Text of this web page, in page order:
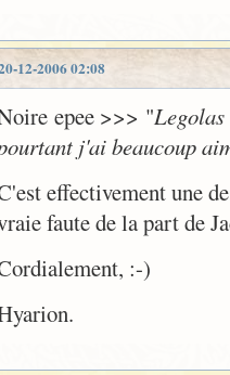
12-2006 02:08
epee >>> "
j'ai beaucoup
effectivement une
faute de la part de
:-)